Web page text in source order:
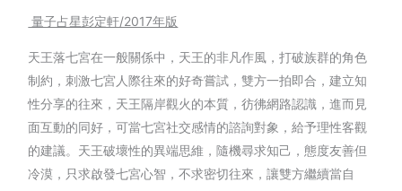
量子占星彭定軒/2017年版
天王落七宮在一般關係中，天王的非凡作風，打破族群的角色
制約，刺激七宮人際往來的好奇嘗試，雙方一拍即合，建立知
性分享的往來，天王隔岸觀火的本質，彷彿網路認識，進而見
面互動的同好，可當七宮社交感情的諮詢對象，給予理性客觀
的建議。天王破壞性的異端思維，隨機尋求知己，態度友善但
冷漠，只求啟發七宮心智，不求密切往來，讓雙方繼續當自